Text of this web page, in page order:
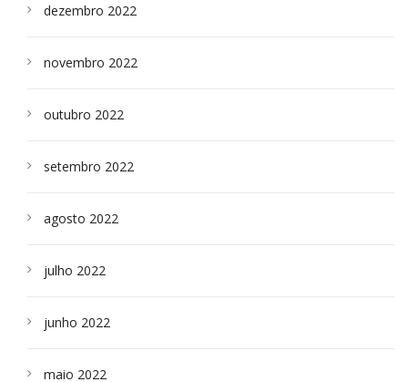
dezembro 2022
novembro 2022
outubro 2022
setembro 2022
agosto 2022
julho 2022
junho 2022
maio 2022